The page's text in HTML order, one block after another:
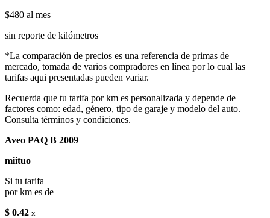
$480 al mes
sin reporte de kilómetros
*La comparación de precios es una referencia de primas de
mercado, tomada de varios compradores en línea por lo cual las
tarifas aqui presentadas pueden variar.
Recuerda que tu tarifa por km es personalizada y depende de
factores como: edad, género, tipo de garaje y modelo del auto.
Consulta términos y condiciones.
Aveo PAQ B 2009
miituo
Si tu tarifa
por km es de
$ 0.42 x